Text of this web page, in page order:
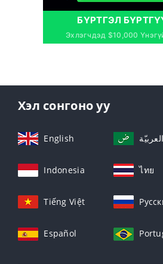
БҮРТГЭЛ
Эхлэгчдэд $10,000
Хэл сонгоно уу
English العربيّة
Indonesia ไทย
Tiếng Việt
Español